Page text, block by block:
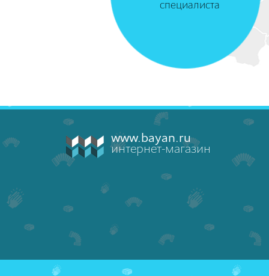
специалиста
www.bayan.ru
интернет-магазин